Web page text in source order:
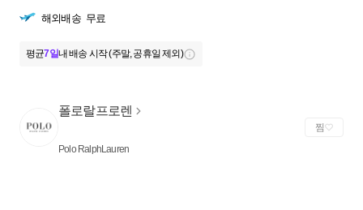
해외배송 무료
평균7일내 배송 시작 (주말, 공휴일 제외)
폴로랄프로렌
Polo RalphLauren
찜